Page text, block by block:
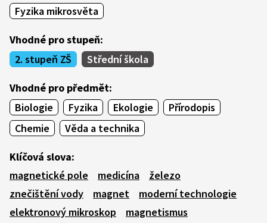
Fyzika mikrosvěta
Vhodné pro stupeň:
2. stupeň ZŠ
Střední škola
Vhodné pro předmět:
Biologie
Fyzika Ekologie
Přírodopis
Chemie
Věda a technika
Klíčová slova:
magnetické pole
medicína
železo
znečištění vody
magnet
moderní technologie
elektronový mikroskop
magnetismus